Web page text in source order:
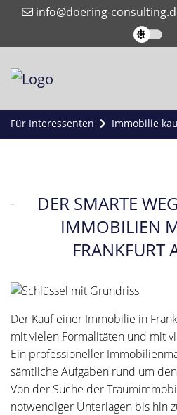
info@doering-
Für Interessenten Immobilie
DER SMARTE
IMMOBILIEN
FRANKFURT
Der Kauf einer Immobilie in
mit vielen Formalitäten und mit
Ein professioneller
sämtliche Aufgaben rund um
Von der Suche der
notwendiger Unterlagen bis hin